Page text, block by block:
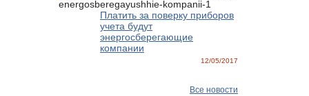
Платить за поверку приборов
учета будут
энергосберегающие
компании
12/05/2017
Все новости